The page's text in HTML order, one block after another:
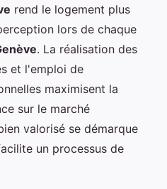
rend le logement plus
lors de chaque
. La réalisation des
et l'emploi de
maximisent la
sur le marché
valorisé se démarque
un processus de